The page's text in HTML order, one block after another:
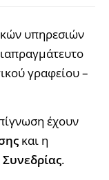
υπηρεσιών
γραφείου –
έχουν
και η
.